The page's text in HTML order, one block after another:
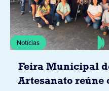
Notícias
Feira Municipal
Artesanato reúne